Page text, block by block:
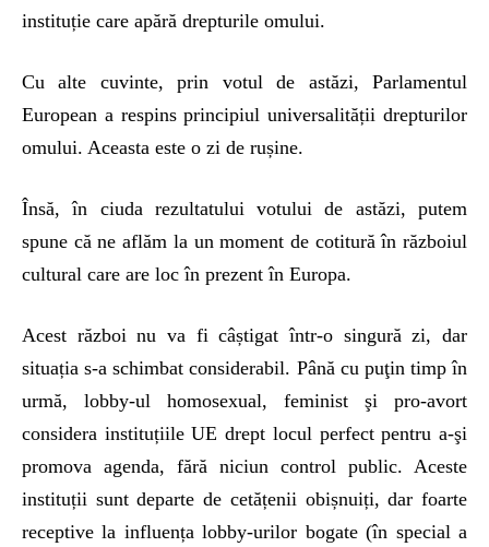
instituție care apără drepturile omului.
Cu alte cuvinte, prin votul de astăzi, Parlamentul
European a respins principiul universalității drepturilor
omului. Aceasta este o zi de rușine.
Însă, în ciuda rezultatului votului de astăzi, putem
spune că ne aflăm la un moment de cotitură în războiul
cultural care are loc în prezent în Europa.
Acest război nu va fi câștigat într-o singură zi, dar
situația s-a schimbat considerabil. Până cu puţin timp în
urmă, lobby-ul homosexual, feminist şi pro-avort
considera instituțiile UE drept locul perfect pentru a-şi
promova agenda, fără niciun control public. Aceste
instituții sunt departe de cetățenii obișnuiți, dar foarte
receptive la influența lobby-urilor bogate (în special a